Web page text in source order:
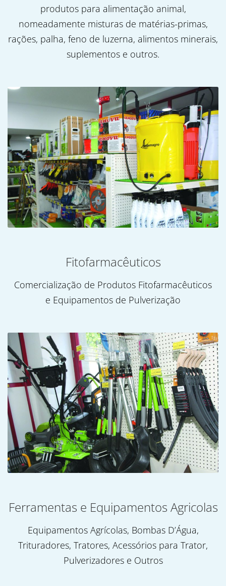
produtos para alimentação animal,
nomeadamente misturas de matérias-primas,
rações, palha, feno de luzerna, alimentos minerais,
suplementos e outros.
Fitofarmacêuticos
Comercialização de Produtos Fitofarmacêuticos
e Equipamentos de Pulverização
Ferramentas e Equipamentos Agricolas
Equipamentos Agrícolas, Bombas D’Água,
Trituradores, Tratores, Acessórios para Trator,
Pulverizadores e Outros